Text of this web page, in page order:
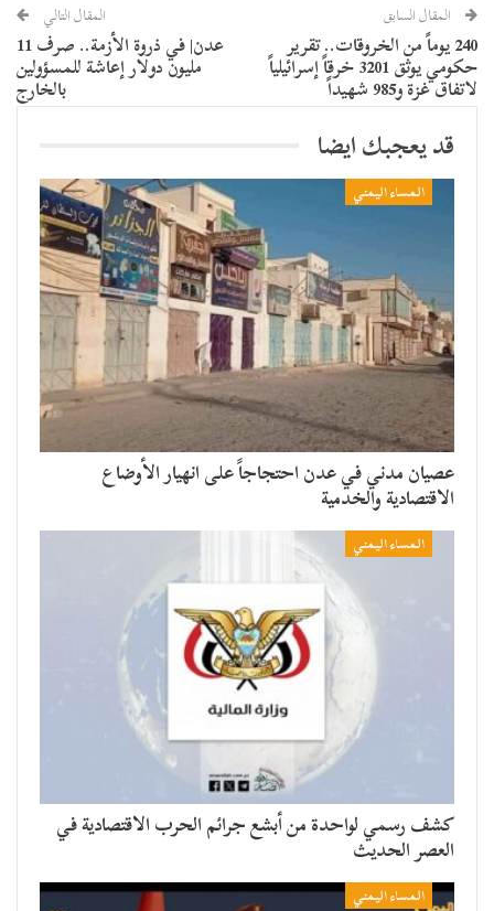
المقال السابق
240 يوماً من الخروقات.. تقرير
حكومي يوثق 3201 خرقاً إسرائيلياً
لاتفاق غزة و985 شهيداً
المقال التالي
عدن| في ذروة الأزمة.. صرف 11
مليون دولار إعاشة للمسؤولين
بالخارج
قد يعجبك ايضا
المساء اليمني
عصيان مدني في عدن احتجاجاً على انهيار الأوضاع
الاقتصادية والخدمية
المساء اليمني
كشف رسمي لواحدة من أبشع جرائم الحرب الاقتصادية في
العصر الحديث
المساء اليمني